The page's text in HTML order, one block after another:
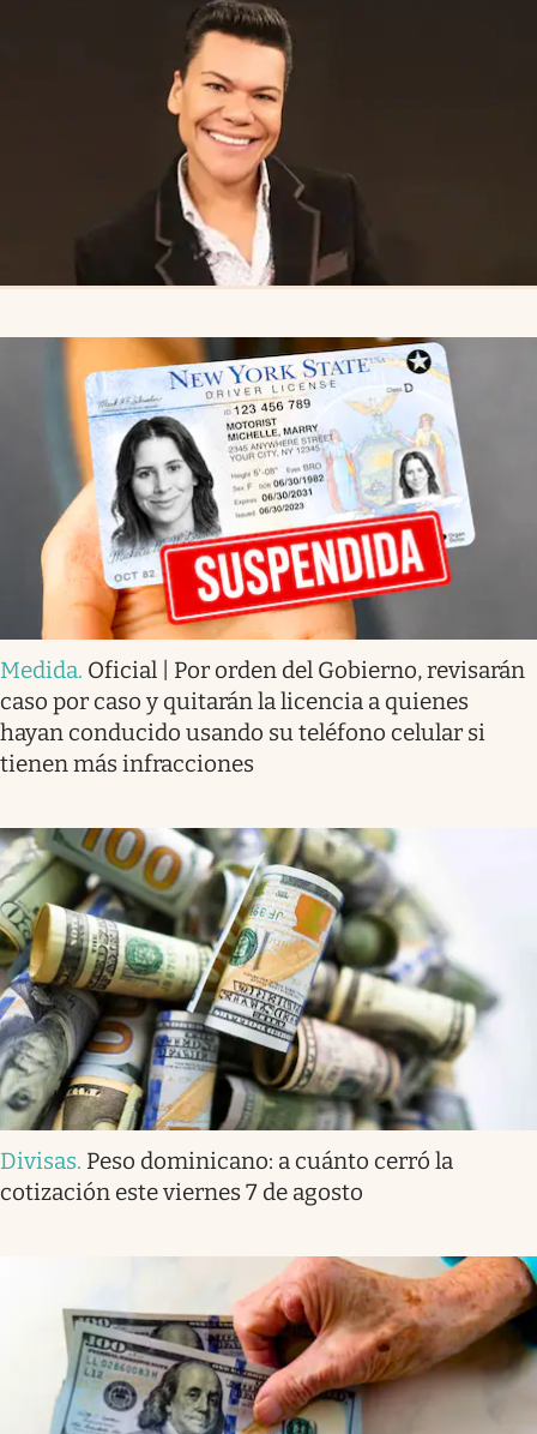
Medida. Oficial | Por orden del Gobierno, revisarán
caso por caso y quitarán la licencia a quienes
hayan conducido usando su teléfono celular si
tienen más infracciones
Divisas. Peso dominicano: a cuánto cerró la
cotización este viernes 7 de agosto